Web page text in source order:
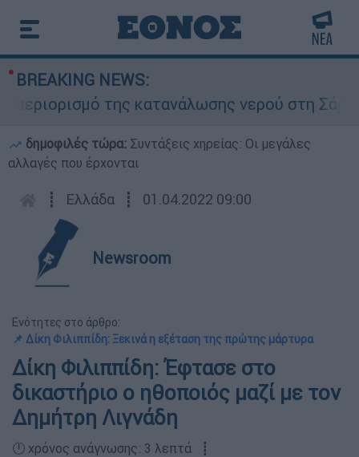
BREAKING NEWS:
της κατανάλωσης νερού στη Σάρτη
δημοφιλές τώρα: Συντάξεις χηρείας: Οι μεγάλες
αλλαγές που έρχονται
┋ Ελλάδα ┋ 01.04.2022 09:00
Newsroom
Ενότητες στο άρθρο:
📌 Δίκη Φιλιππίδη: Ξεκινά η εξέταση της πρώτης μάρτυρα
Δίκη Φιλιππίδη: Έφτασε στο
δικαστήριο ο ηθοποιός μαζί με τον
Δημήτρη Λιγνάδη
🕛 χρόνος ανάγνωσης: 3 λεπτά ┋